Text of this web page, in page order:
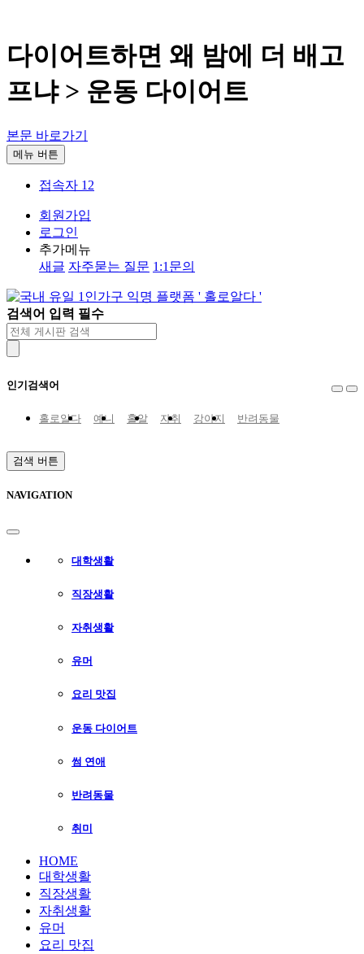
다이어트하면 왜 밤에 더 배고
프냐 > 운동 다이어트
본문 바로가기
메뉴 버튼
접속자 12
회원가입
로그인
추가메뉴
새글 자주묻는 질문 1:1문의
검색어 입력 필수
인기검색어
홀로알다 예니 홀알 자취 강아지
반려동물
검색 버튼
NAVIGATION
대학생활
직장생활
자취생활
유머
요리 맛집
운동 다이어트
썸 연애
반려동물
취미
HOME
대학생활
직장생활
자취생활
유머
요리 맛집